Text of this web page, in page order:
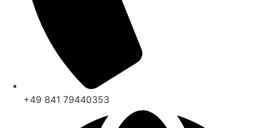
+49 841 79440353